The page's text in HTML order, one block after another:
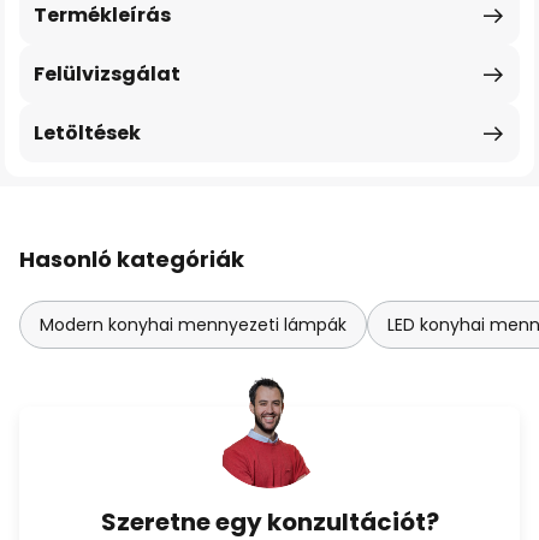
Termékleírás
Felülvizsgálat
Letöltések
Hasonló kategóriák
Modern konyhai mennyezeti lámpák LED konyhai
Szeretne egy konzultációt?